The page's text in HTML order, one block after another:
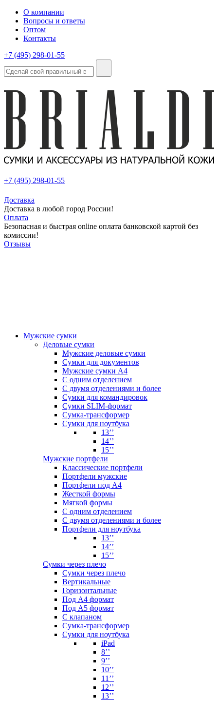
О компании
Вопросы и ответы
Оптом
Контакты
+7 (495) 298-01-55
+7 (495) 298-01-55
Доставка
Доставка в любой город России!
Оплата
Безопасная и быстрая online оплата банковской картой без
комиссии!
Отзывы
Мужские сумки
Деловые сумки
Мужские деловые сумки
Сумки для документов
Мужские сумки А4
С одним отделением
С двумя отделениями и более
Сумки для командировок
Сумки SLIM-формат
Сумка-трансформер
Сумки для ноутбука
13’’
14’’
15’’
Мужские портфели
Классические портфели
Портфели мужские
Портфели под А4
Жесткой формы
Мягкой формы
С одним отделением
С двумя отделениями и более
Портфели для ноутбука
13’’
14’’
15’’
Сумки через плечо
Сумки через плечо
Вертикальные
Горизонтальные
Под А4 формат
Под А5 формат
С клапаном
Сумка-трансформер
Сумки для ноутбука
iPad
8’’
9’’
10’’
11’’
12’’
13’’